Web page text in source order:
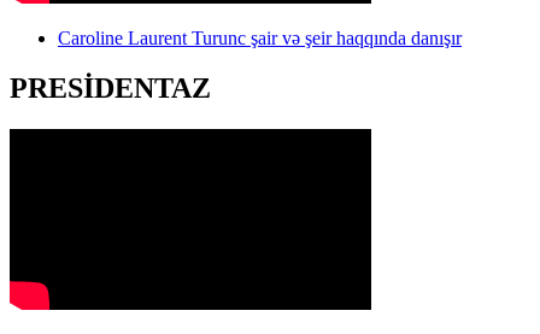
Caroline Laurent Turunc şair və şeir haqqında danışır
PRESİDENTAZ